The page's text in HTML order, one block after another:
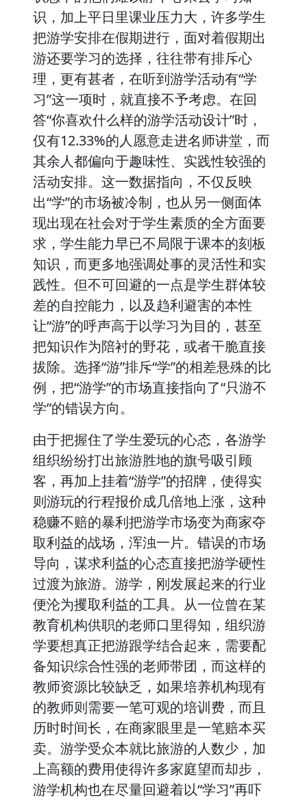
识，加上平日里课业压力大，许多学生
把游学安排在假期进行，面对着假期出
游还要学习的选择，往往带有排斥心
理，更有甚者，在听到游学活动有“学
习”这一项时，就直接不予考虑。在回
答“你喜欢什么样的游学活动设计”时，
仅有12.33%的人愿意走进名师讲堂，而
其余人都偏向于趣味性、实践性较强的
活动安排。这一数据指向，不仅反映
出“学”的市场被冷制，也从另一侧面体
现出现在社会对于学生素质的全方面要
求，学生能力早已不局限于课本的刻板
知识，而更多地强调处事的灵活性和实
践性。但不可回避的一点是学生群体较
差的自控能力，以及趋利避害的本性
让“游”的呼声高于以学习为目的，甚至
把知识作为陪衬的野花，或者干脆直接
拔除。选择“游”排斥“学”的相差悬殊的比
例，把“游学”的市场直接指向了“只游不
学”的错误方向。
由于把握住了学生爱玩的心态，各游学
组织纷纷打出旅游胜地的旗号吸引顾
客，再加上挂着“游学”的招牌，使得实
则游玩的行程报价成几倍地上涨，这种
稳赚不赔的暴利把游学市场变为商家夺
取利益的战场，浑浊一片。错误的市场
导向，谋求利益的心态直接把游学硬性
过渡为旅游。游学，刚发展起来的行业
便沦为攫取利益的工具。从一位曾在某
教育机构供职的老师口里得知，组织游
学要想真正把游跟学结合起来，需要配
备知识综合性强的老师带团，而这样的
教师资源比较缺乏，如果培养机构现有
的教师则需要一笔可观的培训费，而且
历时时间长，在商家眼里是一笔赔本买
卖。游学受众本就比旅游的人数少，加
上高额的费用使得许多家庭望而却步，
游学机构也在尽量回避着以“学习”再吓